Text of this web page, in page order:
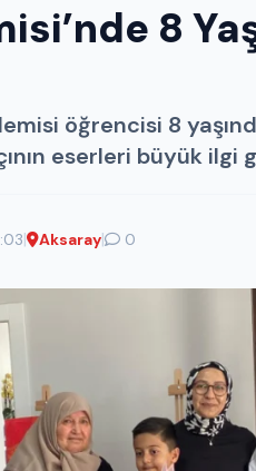
8
öğrencisi 8
eserleri büyük ilgi
| Aksaray| 0